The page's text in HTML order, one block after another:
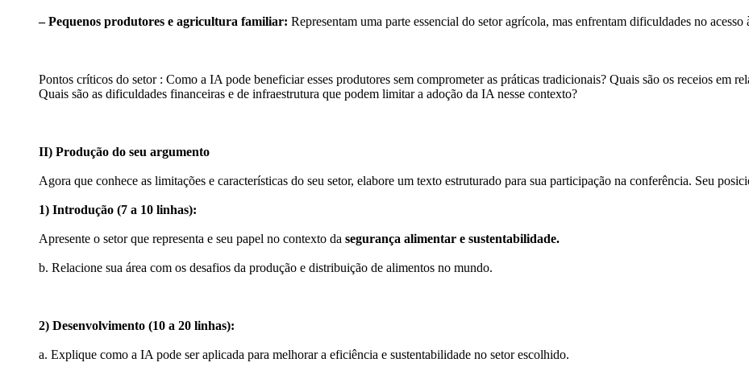
– Pequenos produtores e agricultura familiar: Representam uma parte essencial do setor agrícola, mas enfrentam dificuldades no acesso
Pontos críticos do setor: Como a IA pode beneficiar esses produtores sem comprometer as práticas tradicionais? Quais são os receios em
Quais são as dificuldades financeiras e de infraestrutura que podem limitar a adoção da IA nesse contexto?
II) Produção do seu argumento
Agora que conhece as limitações e características do seu setor, elabore um texto estruturado para sua participação na conferência. Seu
1) Introdução (7 a 10 linhas):
Apresente o setor que representa e seu papel no contexto da segurança alimentar e sustentabilidade.
b. Relacione sua área com os desafios da produção e distribuição de alimentos no mundo.
2) Desenvolvimento (10 a 20 linhas):
a. Explique como a IA pode ser aplicada para melhorar a eficiência e sustentabilidade no setor escolhido.